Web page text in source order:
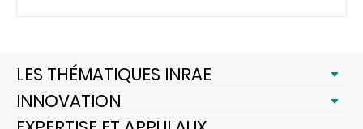
LES THÉMATIQUES INRAE
INNOVATION